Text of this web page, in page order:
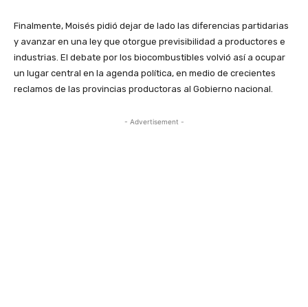
Finalmente, Moisés pidió dejar de lado las diferencias partidarias
y avanzar en una ley que otorgue previsibilidad a productores e
industrias. El debate por los biocombustibles volvió así a ocupar
un lugar central en la agenda política, en medio de crecientes
reclamos de las provincias productoras al Gobierno nacional.
- Advertisement -